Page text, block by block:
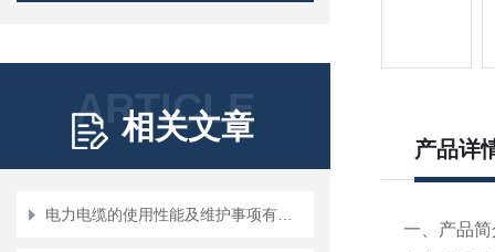
ARTICLE
相关文章
产品详
一、产品简